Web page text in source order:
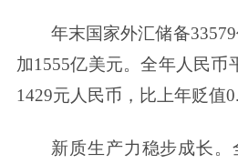
年末国家外汇储备
加1555亿美元。全年人民币
1429元人民币，比上年贬值
新质生产力稳步成长。